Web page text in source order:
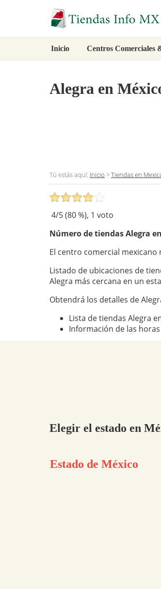
Inicio Centros Comerciales
Alegra en
Tú estás aquí: Inicio >Tiendas en
4/5 (80%), 1 voto
Número de tiendasAlegra
El centro comercial mexicano
Listado de ubicaciones de
Alegra más cercana en un
Obtendrá los detalles de
Lista de tiendas Alegra
Información de las
Elegir el estado en
Estado de México